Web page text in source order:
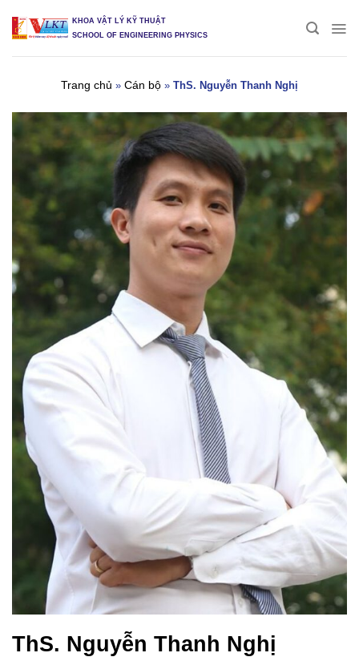
KHOA VẬT LÝ KỸ THUẬT
SCHOOL OF ENGINEERING PHYSICS
Trang chủ » Cán bộ » ThS. Nguyễn Thanh Nghị
ThS. Nguyễn Thanh Nghị